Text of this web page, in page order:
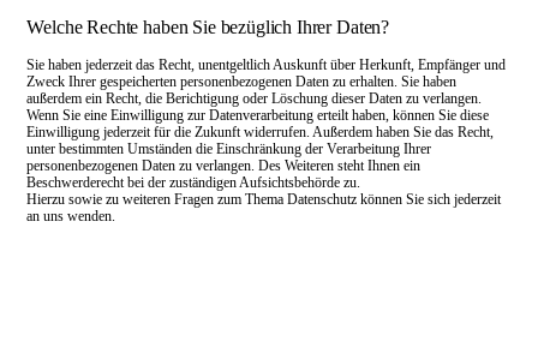
Welche Rechte haben Sie bezüglich Ihrer Daten?
Sie haben jederzeit das Recht, unentgeltlich Auskunft über Herkunft, Empfänger und
Zweck Ihrer gespeicherten personenbezogenen Daten zu erhalten. Sie haben
außerdem ein Recht, die Berichtigung oder Löschung dieser Daten zu verlangen.
Wenn Sie eine Einwilligung zur Datenverarbeitung erteilt haben, können Sie diese
Einwilligung jederzeit für die Zukunft widerrufen. Außerdem haben Sie das Recht,
unter bestimmten Umständen die Einschränkung der Verarbeitung Ihrer
personenbezogenen Daten zu verlangen. Des Weiteren steht Ihnen ein
Beschwerderecht bei der zuständigen Aufsichtsbehörde zu.
Hierzu sowie zu weiteren Fragen zum Thema Datenschutz können Sie sich jederzeit
an uns wenden.